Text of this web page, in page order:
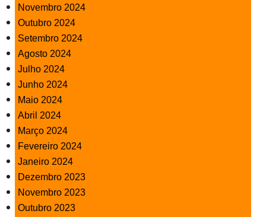
Novembro 2024
Outubro 2024
Setembro 2024
Agosto 2024
Julho 2024
Junho 2024
Maio 2024
Abril 2024
Março 2024
Fevereiro 2024
Janeiro 2024
Dezembro 2023
Novembro 2023
Outubro 2023